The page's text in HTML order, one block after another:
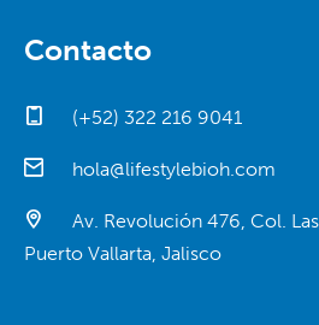
Contacto
(+52) 322 216 9041
hola@lifestylebioh.com
Av. Revolución 476, Col.
Puerto Vallarta, Jalisco